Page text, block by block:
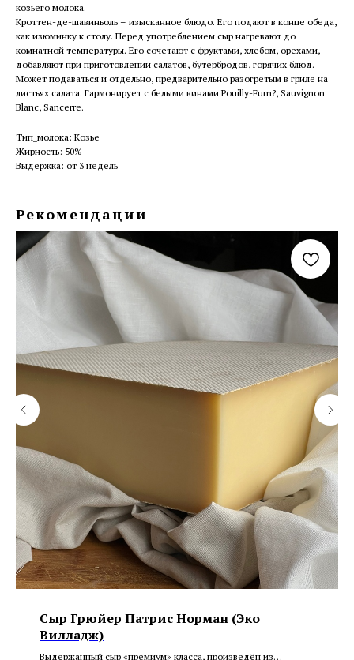
козьего молока.
Кроттен-де-шавиньоль – изысканное блюдо. Его подают в конце обеда,
как изюминку к столу. Перед употреблением сыр нагревают до
комнатной температуры. Его сочетают с фруктами, хлебом, орехами,
добавляют при приготовлении салатов, бутербродов, горячих блюд.
Может подаваться и отдельно, предварительно разогретым в гриле на
листьях салата. Гармонирует с белыми винами Pouilly-Fum?, Sauvignon
Blanc, Sancerre.
Тип_молока: Козье
Жирность: 50%
Выдержка: от 3 недель
Рекомендации
Сыр Грюйер Патрис Норман (Эко
Вилладж)
Выдержанный сыр «премиум» класса, произведён из